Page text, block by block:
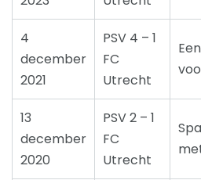
4
december
2021
PSV 4 – 1
FC
Utrecht
13
december
2020
PSV 2 – 1
FC
Utrecht